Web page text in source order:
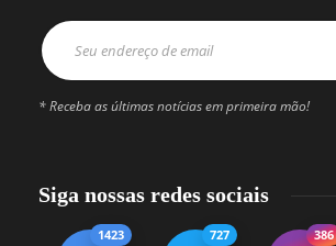
* Receba as últimas notícias em primeira mão!
Siga nossas redes sociais
1423 727 386